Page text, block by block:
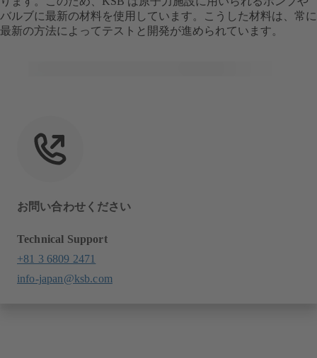
バルブに最新の材料を使用しています。こうした材料は、常に
最新の方法によってテストと開発が進められています。
お問い合わせください
Technical Support
+81 3 6809 2471
info-japan@ksb.com